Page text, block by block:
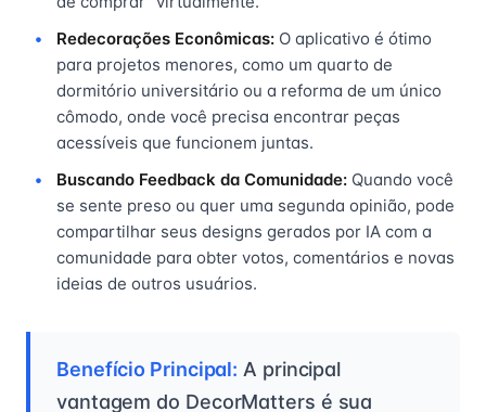
Redecorações Econômicas: O aplicativo é ótimo
para projetos menores, como um quarto de
dormitório universitário ou a reforma de um único
cômodo, onde você precisa encontrar peças
acessíveis que funcionem juntas.
Buscando Feedback da Comunidade: Quando você
se sente preso ou quer uma segunda opinião, pode
compartilhar seus designs gerados por IA com a
comunidade para obter votos, comentários e novas
ideias de outros usuários.
Benefício Principal: A principal
vantagem do DecorMatters é sua